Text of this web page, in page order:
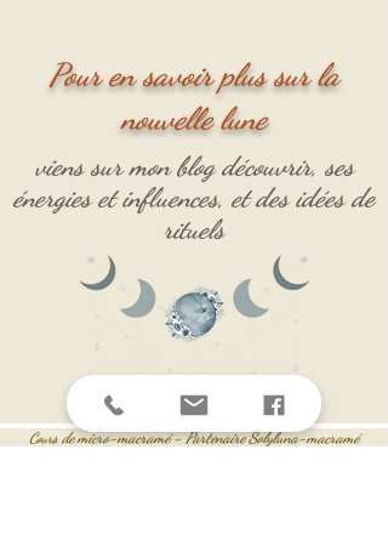
Pour en savoir plus sur la
nouvelle lune
viens sur mon blog découvrir, ses
énergies et influences, et des idées de
rituels
Cours de micro-macramé -PartenaireSolyluna-macramé